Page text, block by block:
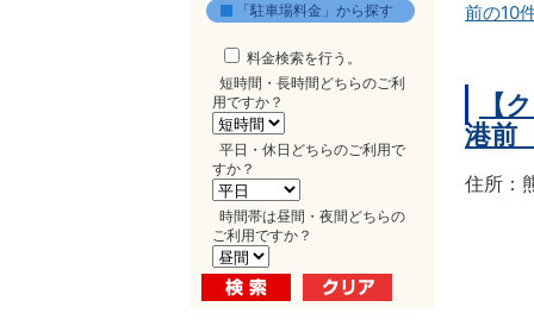
「駐車場料金」から探す
料金検索を行う。
短時間・長時間どちらのご利
用ですか？
平日・休日どちらのご利用で
すか？
時間帯は昼間・夜間どちらの
ご利用ですか？
前の10
【
港前
住所：